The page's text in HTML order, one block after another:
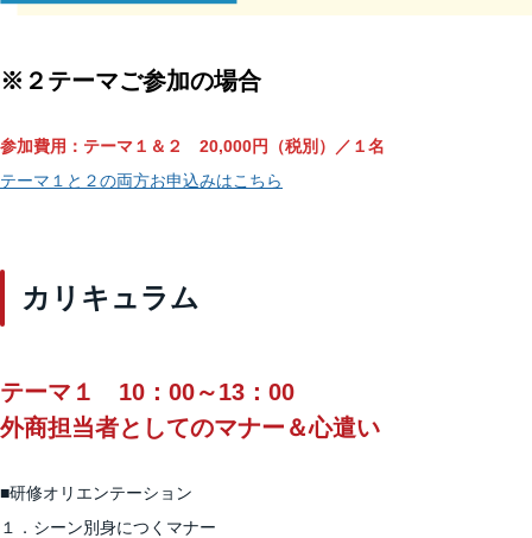
※２テーマご参加の場合
参加費用：テーマ１＆２ 20,000円（税別）／１名
テーマ１と２の両方お申込みはこちら
カリキュラム
テーマ１ 10：00～13：00
外商担当者としてのマナー＆心遣い
■研修オリエンテーション
１．シーン別身につくマナー